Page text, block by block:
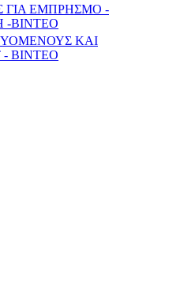
ΓΙΑ ΕΜΠΡΗΣΜΟ -
-ΒΙΝΤΕΟ
ΚΑΙ
ΒΙΝΤΕΟ